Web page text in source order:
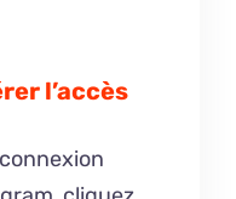
l’accès